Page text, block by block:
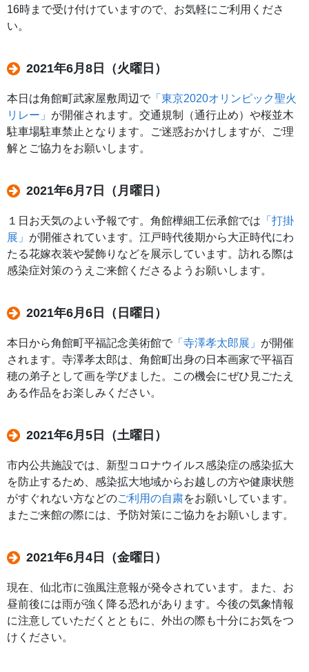
16時まで受け付けていますので、お気軽にご利用くださ
い。
2021年6月8日（火曜日）
本日は角館町武家屋敷周辺で 「東京2020オリンピック聖火
リレー」 が開催されます。交通規制（通行止め）や桜並木
駐車場駐車禁止となります。ご迷惑おかけしますが、ご理
解とご協力をお願いします。
2021年6月7日（月曜日）
１日お天気のよい予報です。角館樺細工伝承館では 「打掛
展」 が開催されています。江戸時代後期から大正時代にわ
たる花嫁衣装や髪飾りなどを展示しています。訪れる際は
感染症対策のうえご来館くださるようお願いします。
2021年6月6日（日曜日）
本日から角館町平福記念美術館で 「寺澤孝太郎展」 が開催
されます。寺澤孝太郎は、角館町出身の日本画家で平福百
穂の弟子として画を学びました。この機会にぜひ見ごたえ
ある作品をお楽しみください。
2021年6月5日（土曜日）
市内公共施設では、新型コロナウイルス感染症の感染拡大
を防止するため、感染拡大地域からお越しの方や健康状態
がすぐれない方などのご利用の自粛をお願いしています。
またご来館の際には、予防対策にご協力をお願いします。
2021年6月4日（金曜日）
現在、仙北市に強風注意報が発令されています。また、お
昼前後には雨が強く降る恐れがあります。今後の気象情報
に注意していただくとともに、外出の際も十分にお気をつ
けください。